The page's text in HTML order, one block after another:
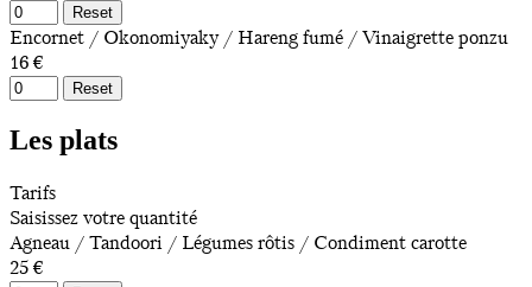
Reset
Encornet / Okonomiyaky / Hareng fumé / Vinaigrette ponzu
16 €
Reset
Les plats
Tarifs
Saisissez votre quantité
Agneau / Tandoori / Légumes rôtis / Condiment carotte
25 €